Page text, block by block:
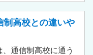
ょうか。 結論とし
通っているからと
不利になることは
制高校との違いや
通信制高校に通う